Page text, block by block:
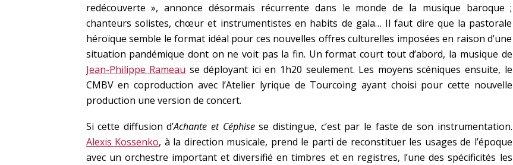
redécouverte », annonce désormais récurrente dans le monde de la musique baroque ;
chanteurs solistes, chœur et instrumentistes en habits de gala… Il faut dire que la pastorale
héroïque semble le format idéal pour ces nouvelles offres culturelles imposées en raison d’une
situation pandémique dont on ne voit pas la fin. Un format court tout d’abord, la musique de
Jean-Philippe Rameau se déployant ici en 1h20 seulement. Les moyens scéniques ensuite, le
CMBV en coproduction avec l’Atelier lyrique de Tourcoing ayant choisi pour cette nouvelle
production une version de concert.
Si cette diffusion d’Achante et Céphisese distingue, c’est par le faste de son instrumentation.
Alexis Kossenko, à la direction musicale, prend le parti de reconstituer les usages de l’époque
avec un orchestre important et diversifié en timbres et en registres, l’une des spécificités les